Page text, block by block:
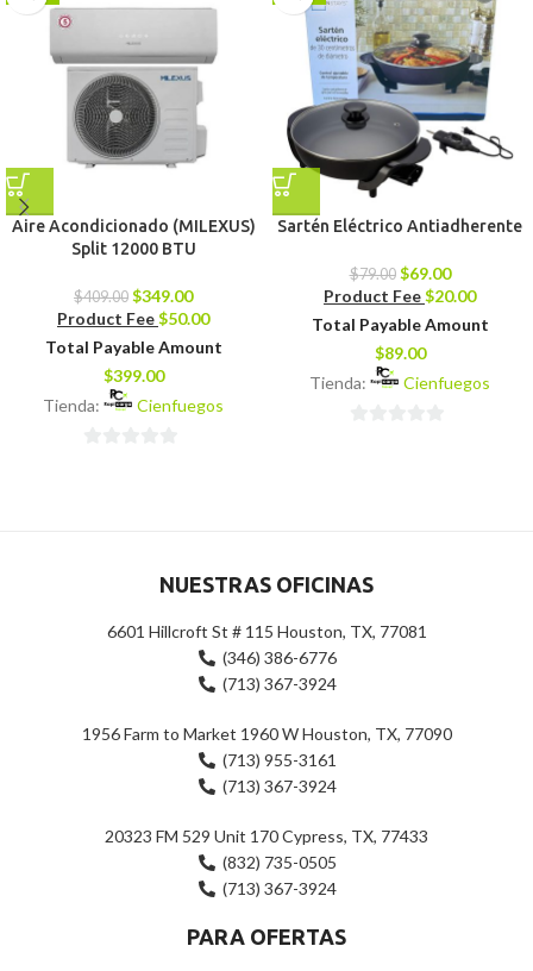
Aire Acondicionado (MILEXUS)
Split 12000 BTU
$409.00 $349.00
Product Fee$50.00
Total Payable Amount
$399.00
Tienda:
Cienfuegos
Sartén Eléctrico Antiadherente
$79.00 $69.00
Product Fee$20.00
Total Payable Amount
$89.00
Tienda:
Cienfuegos
NUESTRAS OFICINAS
6601 Hillcroft St # 115 Houston, TX, 77081
(346) 386-6776
(713) 367-3924
1956 Farm to Market 1960 W Houston, TX, 77090
(713) 955-3161
(713) 367-3924
20323 FM 529 Unit 170 Cypress, TX, 77433
(832) 735-0505
(713) 367-3924
PARA OFERTAS